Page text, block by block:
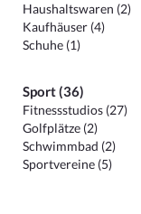
Haushaltswaren (2)
Kaufhäuser (4)
Schuhe (1)
Sport (36)
Fitnessstudios (27)
Golfplätze (2)
Schwimmbad (2)
Sportvereine (5)